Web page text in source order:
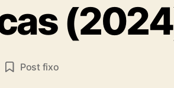
Post fixo